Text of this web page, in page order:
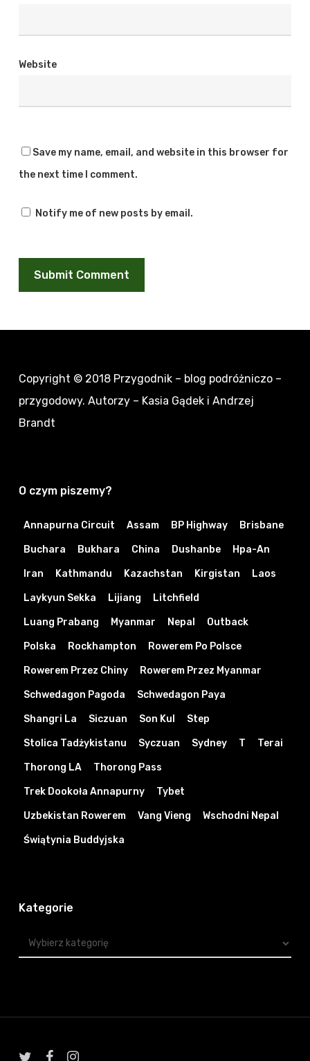
Website
Save my name, email, and website in this browser for
the next time I comment.
Notify me of new posts by email.
Copyright © 2018 Przygodnik – blog podróżniczo –
przygodowy. Autorzy – Kasia Gądek i Andrzej
Brandt
O czym piszemy?
Annapurna Circuit Assam BP Highway Brisbane
Buchara Bukhara China Dushanbe Hpa-An
Iran Kathmandu Kazachstan Kirgistan Laos
Laykyun Sekka Lijiang Litchfield
Luang Prabang Myanmar Nepal Outback
Polska Rockhampton Rowerem Po Polsce
Rowerem Przez Chiny Rowerem Przez Myanmar
Schwedagon Pagoda Schwedagon Paya
Shangri La Siczuan Son Kul Step
Stolica Tadżykistanu Syczuan Sydney T Terai
Thorong LA Thorong Pass
Trek Dookoła Annapurny Tybet
Uzbekistan Rowerem Vang Vieng Wschodni Nepal
Świątynia Buddyjska
Kategorie
Kategorie
twitterfacebookinstagram